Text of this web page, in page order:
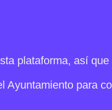
plataforma, así que
para